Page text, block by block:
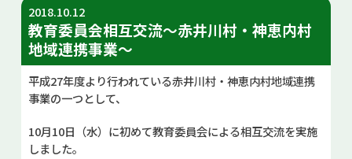
2018.10.12
教育委員会相互交流～赤井川村・神恵内村
地域連携事業～
平成27年度より行われている赤井川村・神恵内村地域連携
事業の一つとして、
10月10日（水）に初めて教育委員会による相互交流を実施
しました。